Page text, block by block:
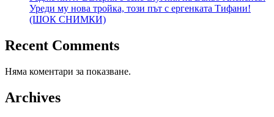
Уреди му нова тройка, този път с ергенката Тифани!
(ШОК СНИМКИ)
Recent Comments
Няма коментари за показване.
Archives